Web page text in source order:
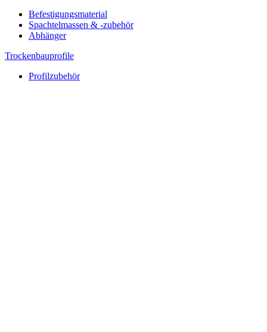
Befestigungsmaterial
Spachtelmassen & -zubehör
Abhänger
Trockenbauprofile
Profilzubehör